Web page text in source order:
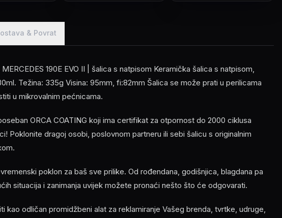
& Povrat
190E EVO II | šalica s natpisom Keramička šalica s natpisom,
Težina: 335g Visina: 95mm, fi:82mm Šalica se može prati u perilicama
u mikrovalnim pećnicama.
ORCA COATING koji ima certifikat za otpornost do 2000 ciklusa
Poklonite dragoj osobi, poslovnom partneru ili sebi šalicu s originalnim
poklon za baš sve prilike. Od rođendana, godišnjica, blagdana pa
situacija i zanimanja uvijek možete pronaći nešto što će odgovarati.
kao odličan promidžbeni alat za reklamiranje Vašeg brenda, tvrtke, udruge,